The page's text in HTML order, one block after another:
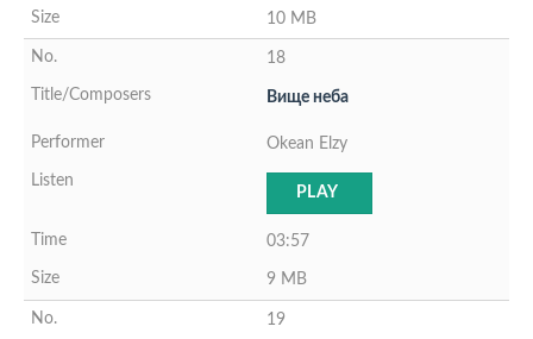
10 MB
18
Вище неба
Okean Elzy
PLAY
03:57
9 MB
19